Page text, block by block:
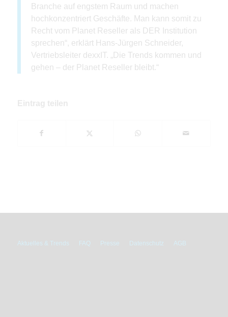
Branche auf engstem Raum und machen
hochkonzentriert Geschäfte. Man kann somit zu
Recht vom Planet Reseller als DER Institution
sprechen“, erklärt Hans-Jürgen Schneider,
Vertriebsleiter dexxIT. „Die Trends kommen und
gehen – der Planet Reseller bleibt.“
Aktuelles & Trends FAQ Presse Datenschutz AGB